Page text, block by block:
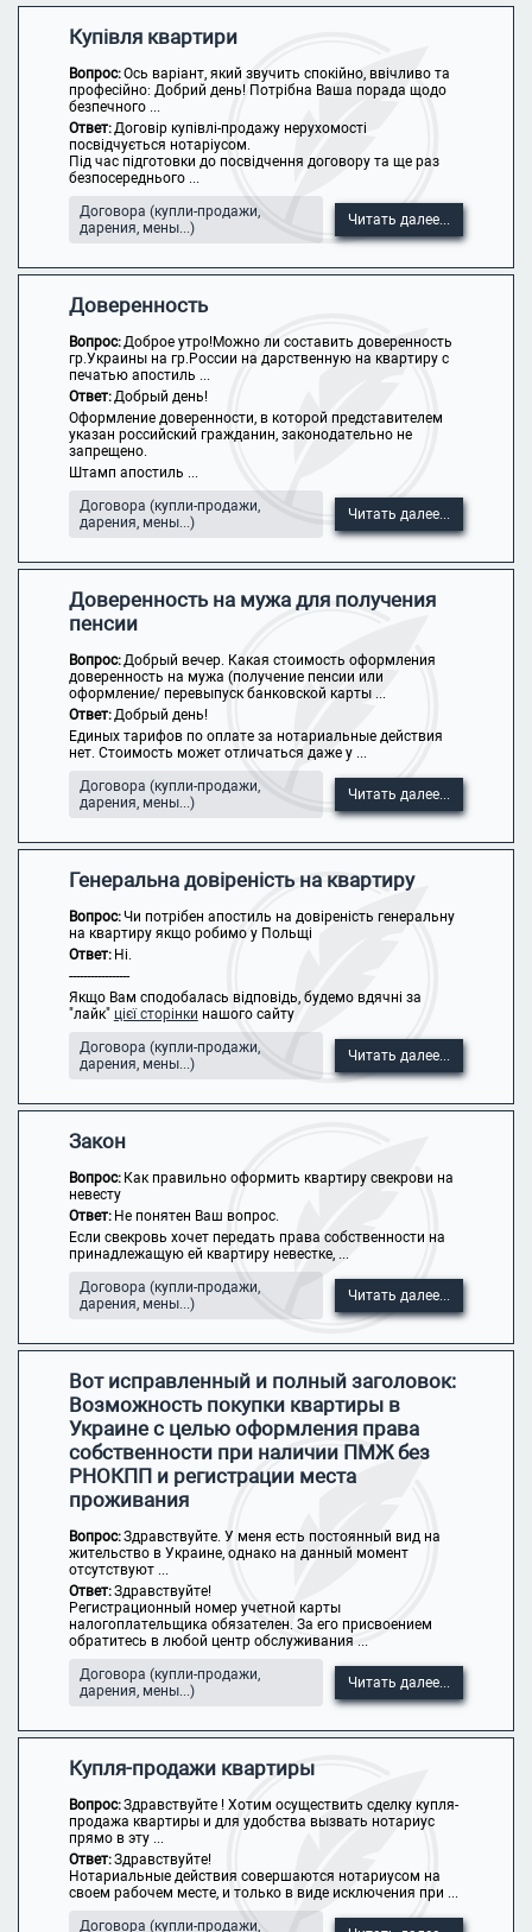
Купівля квартири
Вопрос:Ось варіант, який звучить спокійно, ввічливо та
професійно: Добрий день! Потрібна Ваша порада щодо
безпечного ...
Ответ:Договір купівлі-продажу нерухомості
посвідчується нотаріусом.
Під час підготовки до посвідчення договору та ще раз
безпосереднього ...
Договора (купли-продажи,
дарения, мены...)
Читать далее...
Доверенность
Вопрос:Доброе утро!Можно ли составить доверенность
гр.Украины на гр.России на дарственную на квартиру с
печатью апостиль ...
Ответ:Добрый день!
Оформление доверенности, в которой представителем
указан российский гражданин, законодательно не
запрещено.
Штамп апостиль ...
Договора (купли-продажи,
дарения, мены...)
Читать далее...
Доверенность на мужа для получения
пенсии
Вопрос:Добрый вечер. Какая стоимость оформления
доверенность на мужа (получение пенсии или
оформление/ перевыпуск банковской карты ...
Ответ:Добрый день!
Единых тарифов по оплате за нотариальные действия
нет. Стоимость может отличаться даже у ...
Договора (купли-продажи,
дарения, мены...)
Читать далее...
Генеральна довіреність на квартиру
Вопрос:Чи потрібен апостиль на довіреність генеральну
на квартиру якщо робимо у Польщі
Ответ: Ні.
-----------------
Якщо Вам сподобалась відповідь, будемо вдячні за
"лайк" цієї сторінки нашого сайту
Договора (купли-продажи,
дарения, мены...)
Читать далее...
Закон
Вопрос: Как правильно оформить квартиру свекрови на
невесту
Ответ: Не понятен Ваш вопрос.
Если свекровь хочет передать права собственности на
принадлежащую ей квартиру невестке, ...
Договора (купли-продажи,
дарения, мены...)
Читать далее...
Вот исправленный и полный заголовок:
Возможность покупки квартиры в
Украине с целью оформления права
собственности при наличии ПМЖ без
РНОКПП и регистрации места
проживания
Вопрос:Здравствуйте. У меня есть постоянный вид на
жительство в Украине, однако на данный момент
отсутствуют ...
Ответ:Здравствуйте!
Регистрационный номер учетной карты
налогоплательщика обязателен. За его присвоением
обратитесь в любой центр обслуживания ...
Договора (купли-продажи,
дарения, мены...)
Читать далее...
Купля-продажи квартиры
Вопрос:Здравствуйте ! Хотим осуществить сделку купля-
продажа квартиры и для удобства вызвать нотариус
прямо в эту ...
Ответ:Здравствуйте!
Нотариальные действия совершаются нотариусом на
своем рабочем месте, и только в виде исключения при ...
Договора (купли-продажи,